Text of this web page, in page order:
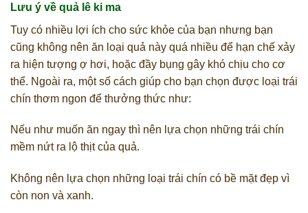
Lưu ý về quả lê ki ma
Tuy có nhiều lợi ích cho sức khỏe của bạn nhưng bạn
cũng không nên ăn loại quả này quá nhiều để hạn chế xảy
ra hiện tượng ợ hơi, hoặc đầy bụng gây khó chịu cho cơ
thể. Ngoài ra, một số cách giúp cho bạn chọn được loại trái
chín thơm ngon để thưởng thức như:
Nếu như muốn ăn ngay thì nên lựa chọn những trái chín
mềm nứt ra lộ thịt của quả.
Không nên lựa chọn những loại trái chín có bề mặt đẹp vì
còn non và xanh.